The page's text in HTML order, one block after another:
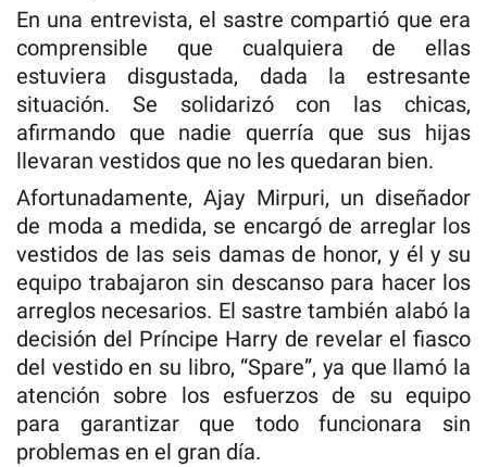
En una entrevista, el sastre compartió que era
comprensible que cualquiera de ellas
estuviera disgustada, dada la estresante
situación. Se solidarizó con las chicas,
afirmando que nadie querría que sus hijas
llevaran vestidos que no les quedaran bien.
Afortunadamente, Ajay Mirpuri, un diseñador
de moda a medida, se encargó de arreglar los
vestidos de las seis damas de honor, y él y su
equipo trabajaron sin descanso para hacer los
arreglos necesarios. El sastre también alabó la
decisión del Príncipe Harry de revelar el fiasco
del vestido en su libro, “Spare”, ya que llamó la
atención sobre los esfuerzos de su equipo
para garantizar que todo funcionara sin
problemas en el gran día.